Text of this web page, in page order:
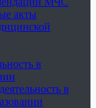
акты
в
в